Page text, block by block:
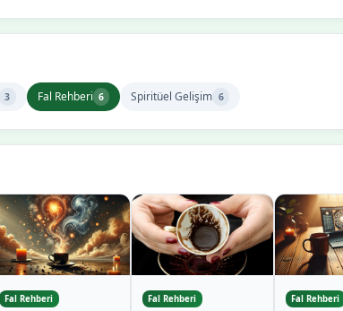
3 Fal Rehberi 6 Spiritüel Gelişim 6
Fal Rehberi Fal Rehberi Fal Rehberi